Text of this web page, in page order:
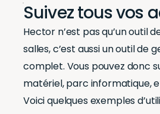
Suivez tous vos
Hector n’est pas qu’un outil
salles, c’est aussi un outil de
complet. Vous pouvez donc
matériel, parc informatique,
Voici quelques exemples